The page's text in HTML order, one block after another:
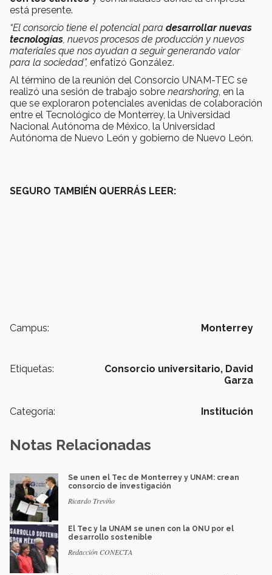
está presente.
“El consorcio tiene el potencial para desarrollar nuevas
tecnologías, nuevos procesos de producción y nuevos
materiales que nos ayudan a seguir generando valor
para la sociedad”, enfatizó González.
Al término de la reunión del Consorcio UNAM-TEC se
realizó una sesión de trabajo sobre nearshoring, en la
que se exploraron potenciales avenidas de colaboración
entre el Tecnológico de Monterrey, la Universidad
Nacional Autónoma de México, la Universidad
Autónoma de Nuevo León y gobierno de Nuevo León.
SEGURO TAMBIÉN QUERRÁS LEER:
Campus: Monterrey
Etiquetas: Consorcio universitario, David
Garza
Categoría: Institución
Notas Relacionadas
Se unen el Tec de Monterrey y UNAM: crean
consorcio de investigación
Ricardo Treviño
El Tec y la UNAM se unen con la ONU por el
desarrollo sostenible
Redacción CONECTA